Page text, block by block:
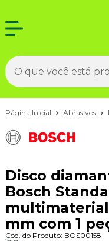
Página Inicial Abrasivos
Disco
Bosch
multimaterial
mm com 1
Cod. do Produto: BOS00158